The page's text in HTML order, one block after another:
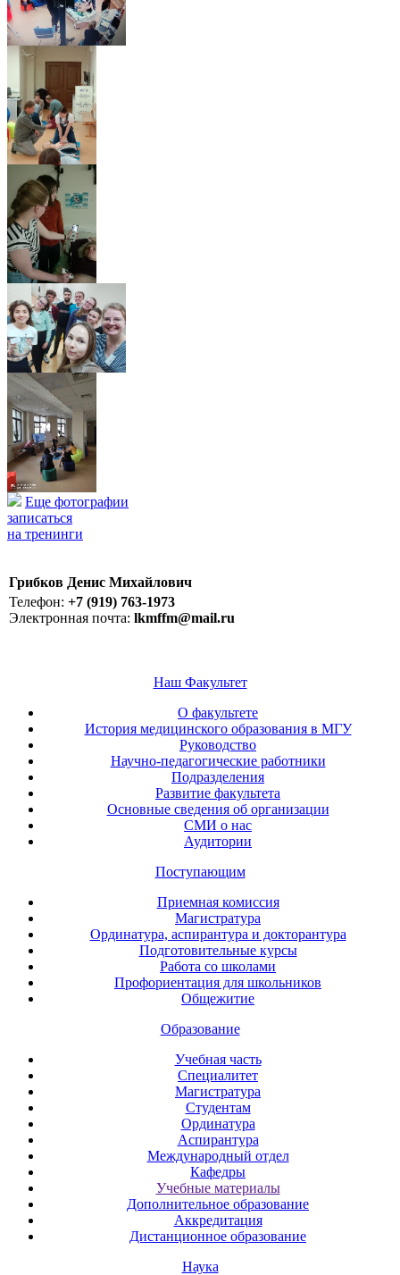
Еще фотографии
записаться
на тренинги
Грибков Денис Михайлович
Телефон: +7 (919) 763-1973
Электронная почта: lkmffm@mail.ru
Наш Факультет
О факультете
История медицинского образования в МГУ
Руководство
Научно-педагогические работники
Подразделения
Развитие факультета
Основные сведения об организации
СМИ о нас
Аудитории
Поступающим
Приемная комиссия
Магистратура
Ординатура, аспирантура и докторантура
Подготовительные курсы
Работа со школами
Профориентация для школьников
Общежитие
Образование
Учебная часть
Специалитет
Магистратура
Студентам
Ординатура
Аспирантура
Международный отдел
Кафедры
Учебные материалы
Дополнительное образование
Аккредитация
Дистанционное образование
Наука